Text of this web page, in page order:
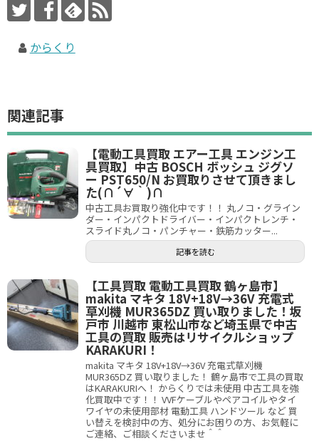
からくり
関連記事
【電動工具買取 エアー工具 エンジン工
具買取】中古 BOSCH ボッシュ ジグソ
ー PST650/N お買取りさせて頂きまし
た(∩´∀｀)∩
中古工具お買取り強化中です！！ 丸ノコ・グライン
ダー・インパクトドライバー・インパクトレンチ・
スライド丸ノコ・パンチャー・鉄筋カッター...
記事を読む
【工具買取 電動工具買取 鶴ヶ島市】
makita マキタ 18V+18V→36V 充電式
草刈機 MUR365DZ 買い取りました！坂
戸市 川越市 東松山市など埼玉県で中古
工具の買取 販売はリサイクルショップ
KARAKURI！
makita マキタ 18V+18V→36V 充電式草刈機
MUR365DZ 買い取りました！ 鶴ヶ島市で工具の買取
はKARAKURIへ！ からくりでは未使用 中古工具を強
化買取中です！！ VVFケーブルやペアコイルやタイ
ワイヤの未使用部材 電動工具 ハンドツール など 買
い替えを検討中の方、処分にお困りの方、お気軽に
ご連絡、ご相談くださいませ＾＾